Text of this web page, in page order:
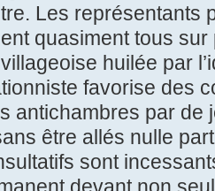
Les représentants
quasiment tous
huilée par
favorise des
antichambres par de
être allés nulle
sont
devant non